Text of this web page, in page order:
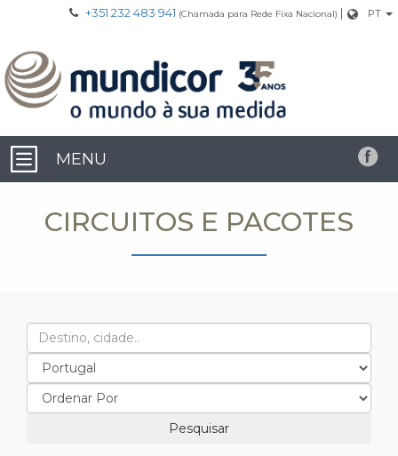
+351 232 483 941 (Chamada para Rede Fixa Nacional) | PT
MENU
CIRCUITOS E PACOTES